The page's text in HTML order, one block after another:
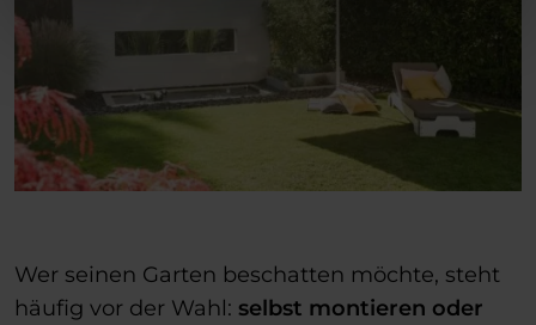
Wer seinen Garten beschatten möchte, steht
häufig vor der Wahl: selbst montieren oder